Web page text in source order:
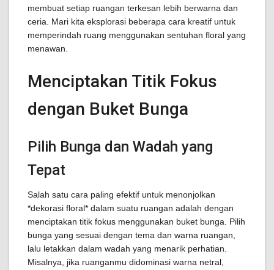
membuat setiap ruangan terkesan lebih berwarna dan
ceria. Mari kita eksplorasi beberapa cara kreatif untuk
memperindah ruang menggunakan sentuhan floral yang
menawan.
Menciptakan Titik Fokus
dengan Buket Bunga
Pilih Bunga dan Wadah yang
Tepat
Salah satu cara paling efektif untuk menonjolkan
*dekorasi floral* dalam suatu ruangan adalah dengan
menciptakan titik fokus menggunakan buket bunga. Pilih
bunga yang sesuai dengan tema dan warna ruangan,
lalu letakkan dalam wadah yang menarik perhatian.
Misalnya, jika ruanganmu didominasi warna netral,